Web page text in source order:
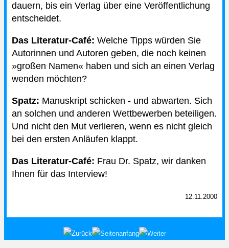
dauern, bis ein Verlag über eine Veröffentlichung
entscheidet.
Das Literatur-Café: Welche Tipps würden Sie
Autorinnen und Autoren geben, die noch keinen
»großen Namen« haben und sich an einen Verlag
wenden möchten?
Spatz: Manuskript schicken - und abwarten. Sich
an solchen und anderen Wettbewerben beteiligen.
Und nicht den Mut verlieren, wenn es nicht gleich
bei den ersten Anläufen klappt.
Das Literatur-Café: Frau Dr. Spatz, wir danken
Ihnen für das Interview!
12.11.2000